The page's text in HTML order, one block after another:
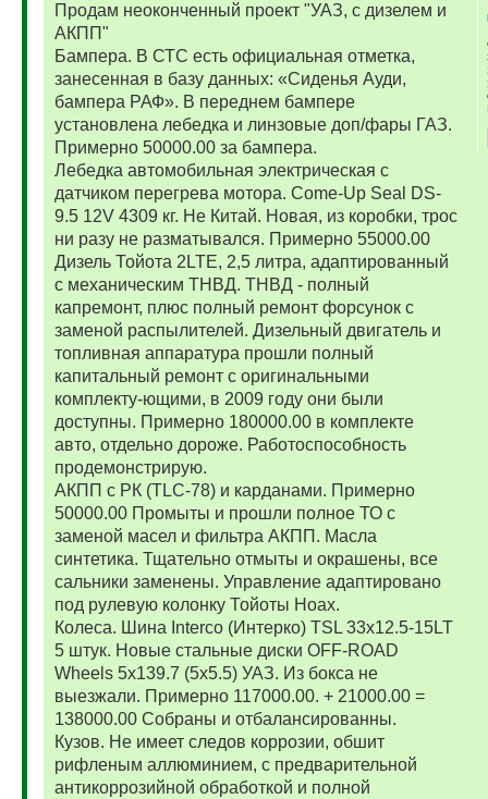
Продам неоконченный проект "УАЗ, с дизелем и
АКПП"
Бампера. В СТС есть официальная отметка,
занесенная в базу данных: «Сиденья Ауди,
бампера РАФ». В переднем бампере
установлена лебедка и линзовые доп/фары ГАЗ.
Примерно 50000.00 за бампера.
Лебедка автомобильная электрическая с
датчиком перегрева мотора. Come-Up Seal DS-
9.5 12V 4309 кг. Не Китай. Новая, из коробки, трос
ни разу не разматывался. Примерно 55000.00
Дизель Тойота 2LTE, 2,5 литра, адаптированный
с механическим ТНВД. ТНВД - полный
капремонт, плюс полный ремонт форсунок с
заменой распылителей. Дизельный двигатель и
топливная аппаратура прошли полный
капитальный ремонт с оригинальными
комплекту-ющими, в 2009 году они были
доступны. Примерно 180000.00 в комплекте
авто, отдельно дороже. Работоспособность
продемонстрирую.
АКПП с РК (TLC-78) и карданами. Примерно
50000.00 Промыты и прошли полное ТО с
заменой масел и фильтра АКПП. Масла
синтетика. Тщательно отмыты и окрашены, все
сальники заменены. Управление адаптировано
под рулевую колонку Тойоты Ноах.
Колеса. Шина Interco (Интерко) TSL 33x12.5-15LT
5 штук. Новые стальные диски OFF-ROAD
Wheels 5x139.7 (5x5.5) УАЗ. Из бокса не
выезжали. Примерно 117000.00. + 21000.00 =
138000.00 Собраны и отбалансированны.
Кузов. Не имеет следов коррозии, обшит
рифленым аллюминием, с предварительной
антикоррозийной обработкой и полной